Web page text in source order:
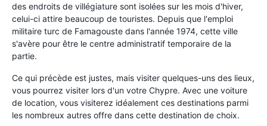
des endroits de villégiature sont isolées sur les mois d'hiver,
celui-ci attire beaucoup de touristes. Depuis que l'emploi
militaire turc de Famagouste dans l'année 1974, cette ville
s'avère pour être le centre administratif temporaire de la
partie.
Ce qui précède est justes, mais visiter quelques-uns des lieux,
vous pourrez visiter lors d'un votre Chypre. Avec une voiture
de location, vous visiterez idéalement ces destinations parmi
les nombreux autres offre dans cette destination de choix.